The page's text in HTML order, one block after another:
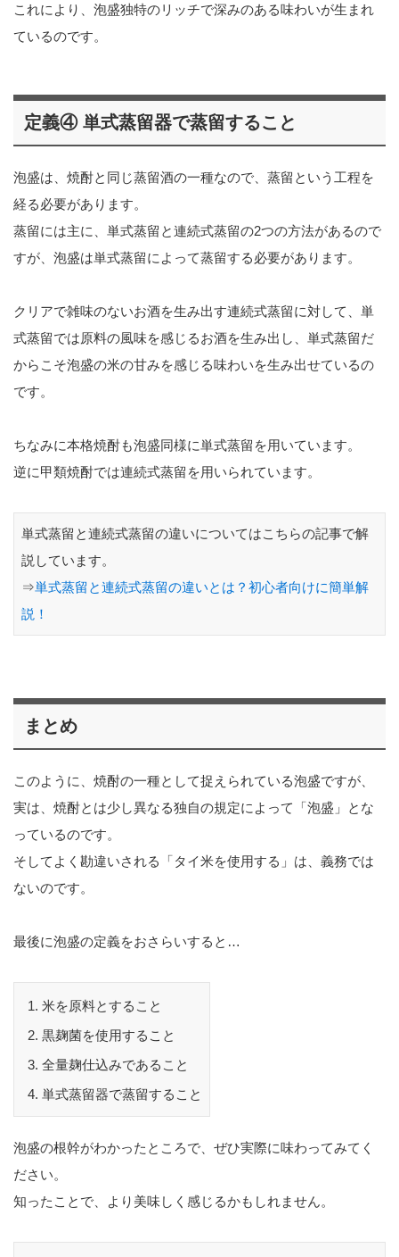
これにより、泡盛独特のリッチで深みのある味わいが生まれ
ているのです。
定義④ 単式蒸留器で蒸留すること
泡盛は、焼酎と同じ蒸留酒の一種なので、蒸留という工程を
経る必要があります。
蒸留には主に、単式蒸留と連続式蒸留の2つの方法があるので
すが、泡盛は単式蒸留によって蒸留する必要があります。
クリアで雑味のないお酒を生み出す連続式蒸留に対して、単
式蒸留では原料の風味を感じるお酒を生み出し、単式蒸留だ
からこそ泡盛の米の甘みを感じる味わいを生み出せているの
です。
ちなみに本格焼酎も泡盛同様に単式蒸留を用いています。
逆に甲類焼酎では連続式蒸留を用いられています。
単式蒸留と連続式蒸留の違いについてはこちらの記事で解
説しています。
⇒単式蒸留と連続式蒸留の違いとは？初心者向けに簡単解
説！
まとめ
このように、焼酎の一種として捉えられている泡盛ですが、
実は、焼酎とは少し異なる独自の規定によって「泡盛」とな
っているのです。
そしてよく勘違いされる「タイ米を使用する」は、義務では
ないのです。
最後に泡盛の定義をおさらいすると…
米を原料とすること
黒麹菌を使用すること
全量麹仕込みであること
単式蒸留器で蒸留すること
泡盛の根幹がわかったところで、ぜひ実際に味わってみてく
ださい。
知ったことで、より美味しく感じるかもしれません。